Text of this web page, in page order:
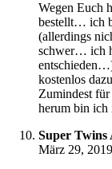
Wegen Euch
bestellt… ich
(allerdings
schwer… ich
kostenlos
Zumindest
herum bin ich
Super Twins
März 29, 2019